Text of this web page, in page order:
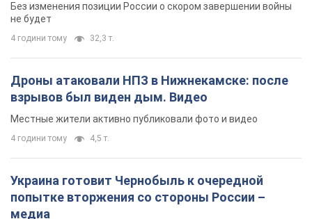
Без изменения позиции России о скором завершении войны
не будет
4 години тому 32,3 т.
Дроны атаковали НПЗ в Нижнекамске: после
взрывов был виден дым. Видео
Местные жители активно публиковали фото и видео
4 години тому 4,5 т.
Украина готовит Чернобыль к очередной
попытке вторжения со стороны России –
медиа